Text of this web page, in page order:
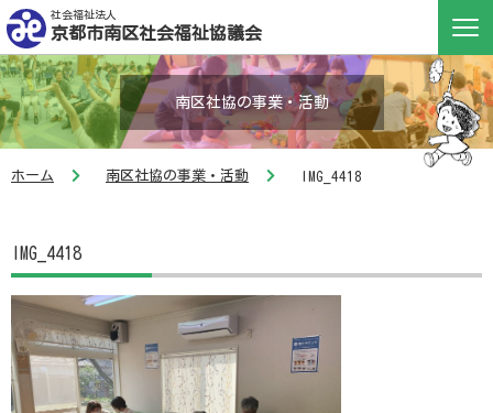
社会福祉法人
京都市南区社会福祉協議会
南区社協の事業・活動
ホーム 南区社協の事業・活動 IMG_4418
IMG_4418